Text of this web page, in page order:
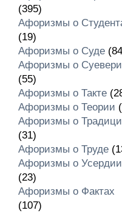
(395)
Афоризмы о
(19)
Афоризмы о Суде
Афоризмы о
(55)
Афоризмы о Такте
Афоризмы о Теории
Афоризмы о
(31)
Афоризмы о Труде
Афоризмы о Усердии
(23)
Афоризмы о Фактах
(107)